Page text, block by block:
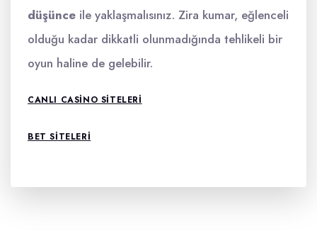
düşünce ile yaklaşmalısınız. Zira kumar, eğlenceli
olduğu kadar dikkatli olunmadığında tehlikeli bir
oyun haline de gelebilir.
CANLI CASINO SITELERI
BET SITELERI